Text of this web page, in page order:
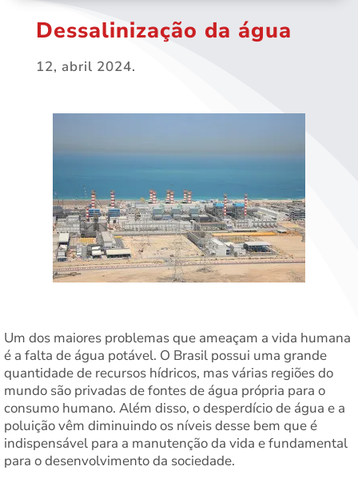
Dessalinização da água
12, abril 2024.
Um dos maiores problemas que ameaçam a vida humana
é a falta de água potável. O Brasil possui uma grande
quantidade de recursos hídricos, mas várias regiões do
mundo são privadas de fontes de água própria para o
consumo humano. Além disso, o desperdício de água e a
poluição vêm diminuindo os níveis desse bem que é
indispensável para a manutenção da vida e fundamental
para o desenvolvimento da sociedade.